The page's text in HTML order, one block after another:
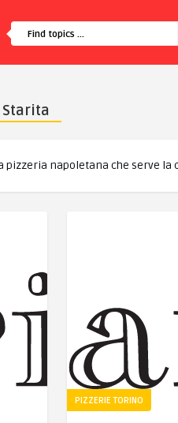
Starita
pizzeria napoletana che serve la
PIZZERIE TORINO